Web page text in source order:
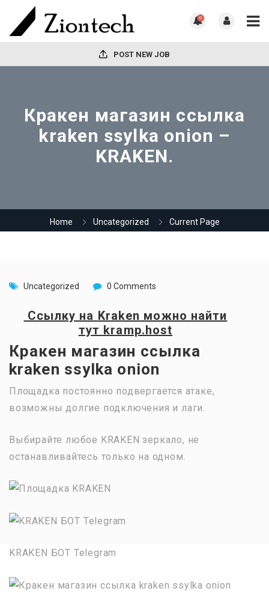
0
POST NEW JOB
Кракен магазин ссылка
kraken ssylka onion –
KRAKEN.
Home Uncategorized Current Page
Uncategorized 0 Comments
Ссылку на Kraken можно найти
тут kramp.host
Кракен магазин ссылка
kraken ssylka onion
Площадка постоянно подвергается атаке,
возможны долгие подключения и лаги.
Выбирайте любое KRAKEN зеркало, не
останавливайтесь только на одном.
KRAKEN БОТ Telegram